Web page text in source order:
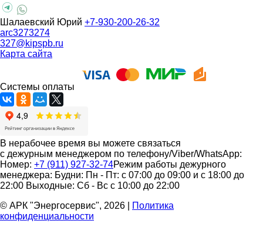
Шалаевский Юрий +7-930-200-26-32
arc3273274
327@kipspb.ru
Карта сайта
Системы оплаты
В нерабочее время вы можете связаться
с дежурным менеджером по телефону/Viber/WhatsApp:
Номер: +7 (911) 927-32-74Режим работы дежурного
менеджера: Будни: Пн - Пт: с 07:00 до 09:00 и с 18:00 до
22:00 Выходные: Сб - Вс с 10:00 до 22:00
© АРК "Энергосервис", 2026
Политика
конфиденциальности